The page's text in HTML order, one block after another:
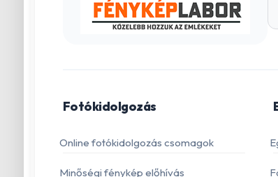
Fotókidolgozás
Online fotókidolgozás csomagok
Minőségi fénykép előhívás